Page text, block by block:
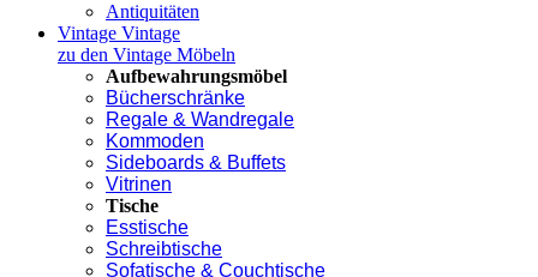
Antiquitäten
Vintage Vintage
zu den Vintage Möbeln
Aufbewahrungsmöbel
Bücherschränke
Regale & Wandregale
Kommoden
Sideboards & Buffets
Vitrinen
Tische
Esstische
Schreibtische
Sofatische & Couchtische